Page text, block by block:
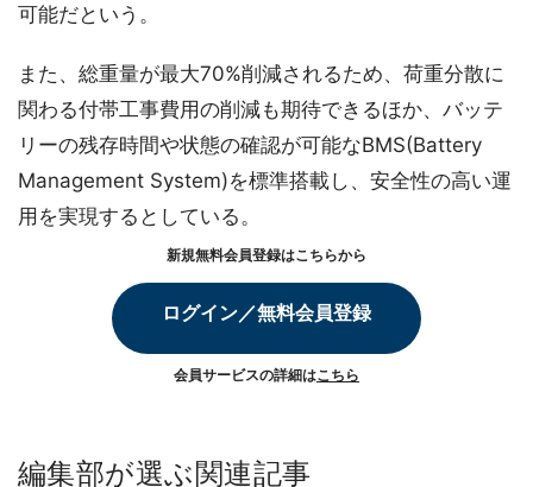
可能だという。
また、総重量が最大70%削減されるため、荷重分散に
関わる付帯工事費用の削減も期待できるほか、バッテ
リーの残存時間や状態の確認が可能なBMS(Battery
Management System)を標準搭載し、安全性の高い運
用を実現するとしている。
新規無料会員登録はこちらから
ログイン／無料会員登録
会員サービスの詳細はこちら
編集部が選ぶ関連記事